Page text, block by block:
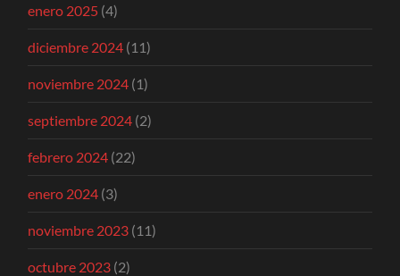
enero 2025 (4)
diciembre 2024 (11)
noviembre 2024 (1)
septiembre 2024 (2)
febrero 2024 (22)
enero 2024 (3)
noviembre 2023 (11)
octubre 2023 (2)